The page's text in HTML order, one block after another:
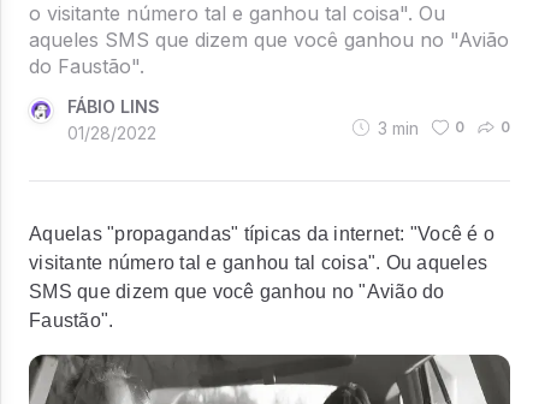
o visitante número tal e ganhou tal coisa". Ou
aqueles SMS que dizem que você ganhou no "Avião
do Faustão".
FÁBIO LINS
01/28/2022
3 min 0 0
Aquelas "propagandas" típicas da internet: "Você é o
visitante número tal e ganhou tal coisa". Ou aqueles
SMS que dizem que você ganhou no "Avião do
Faustão".